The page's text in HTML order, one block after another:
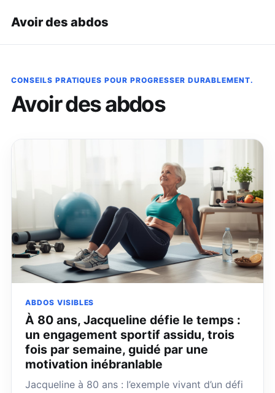
Avoir des abdos
CONSEILS PRATIQUES POUR PROGRESSER DURABLEMENT.
Avoir des abdos
ABDOS VISIBLES
À 80 ans, Jacqueline défie le temps :
un engagement sportif assidu, trois
fois par semaine, guidé par une
motivation inébranlable
Jacqueline à 80 ans : l’exemple vivant d’un défi